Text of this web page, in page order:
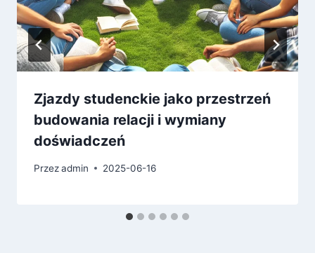
Zjazdy studenckie jako przestrzeń
budowania relacji i wymiany
doświadczeń
Przezadmin 2025-06-16